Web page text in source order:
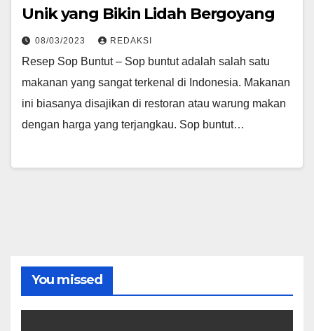
Unik yang Bikin Lidah Bergoyang
08/03/2023 REDAKSI
Resep Sop Buntut – Sop buntut adalah salah satu
makanan yang sangat terkenal di Indonesia. Makanan
ini biasanya disajikan di restoran atau warung makan
dengan harga yang terjangkau. Sop buntut…
You missed